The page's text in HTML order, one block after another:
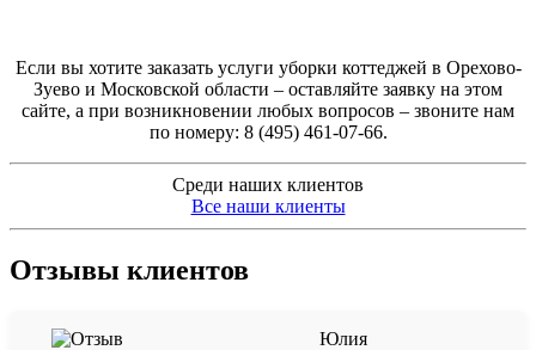
Если вы хотите заказать услуги уборки коттеджей в Орехово-
Зуево и Московской области – оставляйте заявку на этом
сайте, а при возникновении любых вопросов – звоните нам
по номеру: 8 (495) 461-07-66.
Среди наших клиентов
Все наши клиенты
Отзывы клиентов
Юлия